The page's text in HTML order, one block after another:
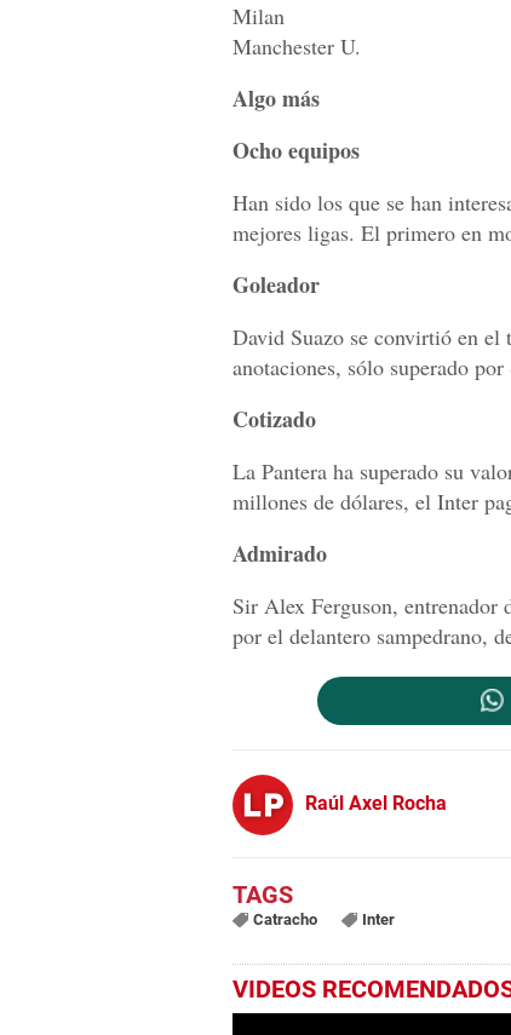
Milan
Manchester U.
Algo más
Ocho equipos
Han sido los que se han
mejores ligas. El primero en
Goleador
David Suazo se convirtió en
anotaciones, sólo superado
Cotizado
La Pantera ha superado su
millones de dólares, el Inter
Admirado
Sir Alex Ferguson, entrenador
por el delantero sampedrano,
Raúl Axel Rocha
Catracho Inter
VIDEOS